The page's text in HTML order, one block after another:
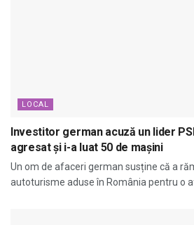
LOCAL
Investitor german acuză un lider
agresat și i-a luat 50 de mașini
Un om de afaceri german susține că a
autoturisme aduse în România pentru o